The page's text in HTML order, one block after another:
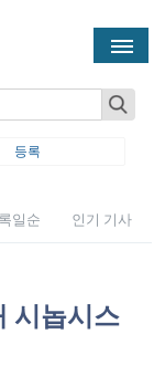
등록
일순 인기 기사
시놉시스